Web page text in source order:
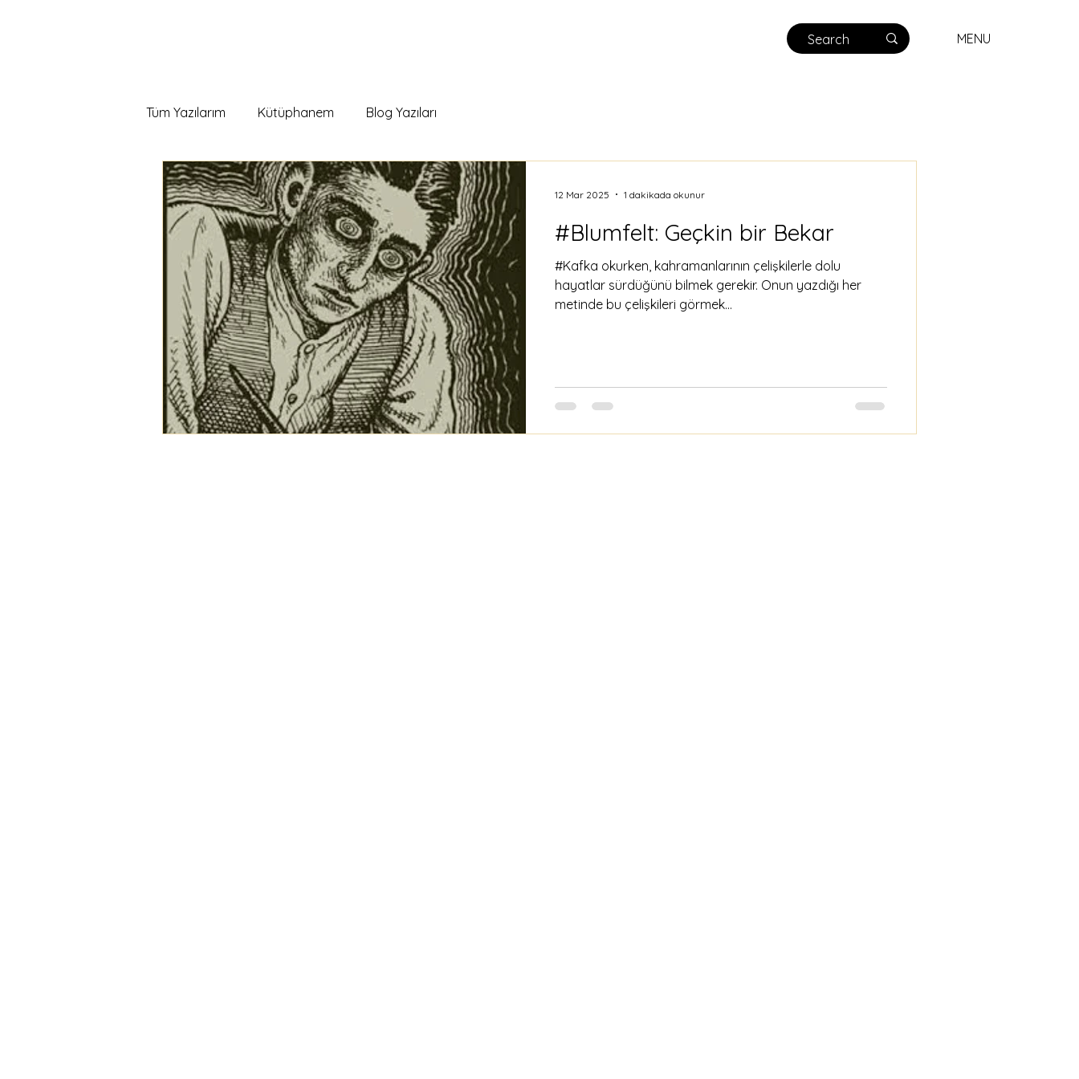
MENU
Tüm Yazılarım Kütüphanem Blog Yazıları
#Blumfelt: Geçkin bir Bekar
#Kafka okurken, kahramanlarının çelişkilerle dolu
hayatlar sürdüğünü bilmek gerekir. Onun yazdığı her
metinde bu çelişkileri görmek...
12 Mar 2025 1 dakikada okunur